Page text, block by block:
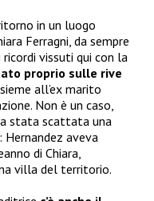
in un luogo
Ferragni, da sempre
ricordi vissuti qui con la
proprio sulle rive
all’ex marito
Non è un caso,
stata scattata una
aveva
di Chiara,
villa del territorio.